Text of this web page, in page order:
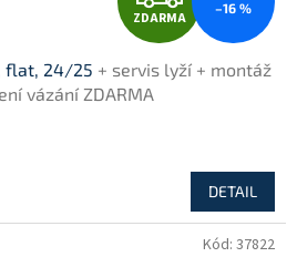
D
A
M
A
ZDARMA
–16 %
flat, 24/25 + servis lyží + montáž
vázání ZDARMA
DETAIL
Kód: 37822